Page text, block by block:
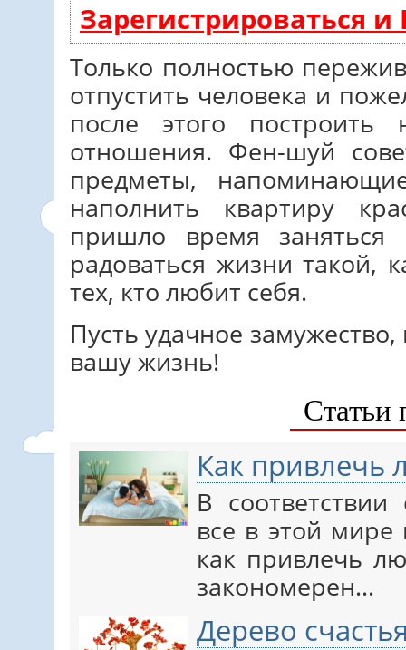
Зарегистрироваться
Только полностью
отпустить человека и
после этого построить
отношения. Фен-шуй
предметы,
наполнить квартиру
пришло время
радоваться жизни такой,
тех, кто любит себя.
Пусть удачное
вашу жизнь!
Статьи
Как
В
все в этой
как привлечь
закономерен…
Дерево